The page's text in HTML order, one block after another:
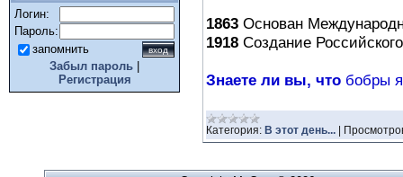
Логин:
Пароль:
запомнить
Забыл пароль
Регистрация
1863 Основан
1918 Создание
Знаете ли вы, что бобры
Категория: В этот день...